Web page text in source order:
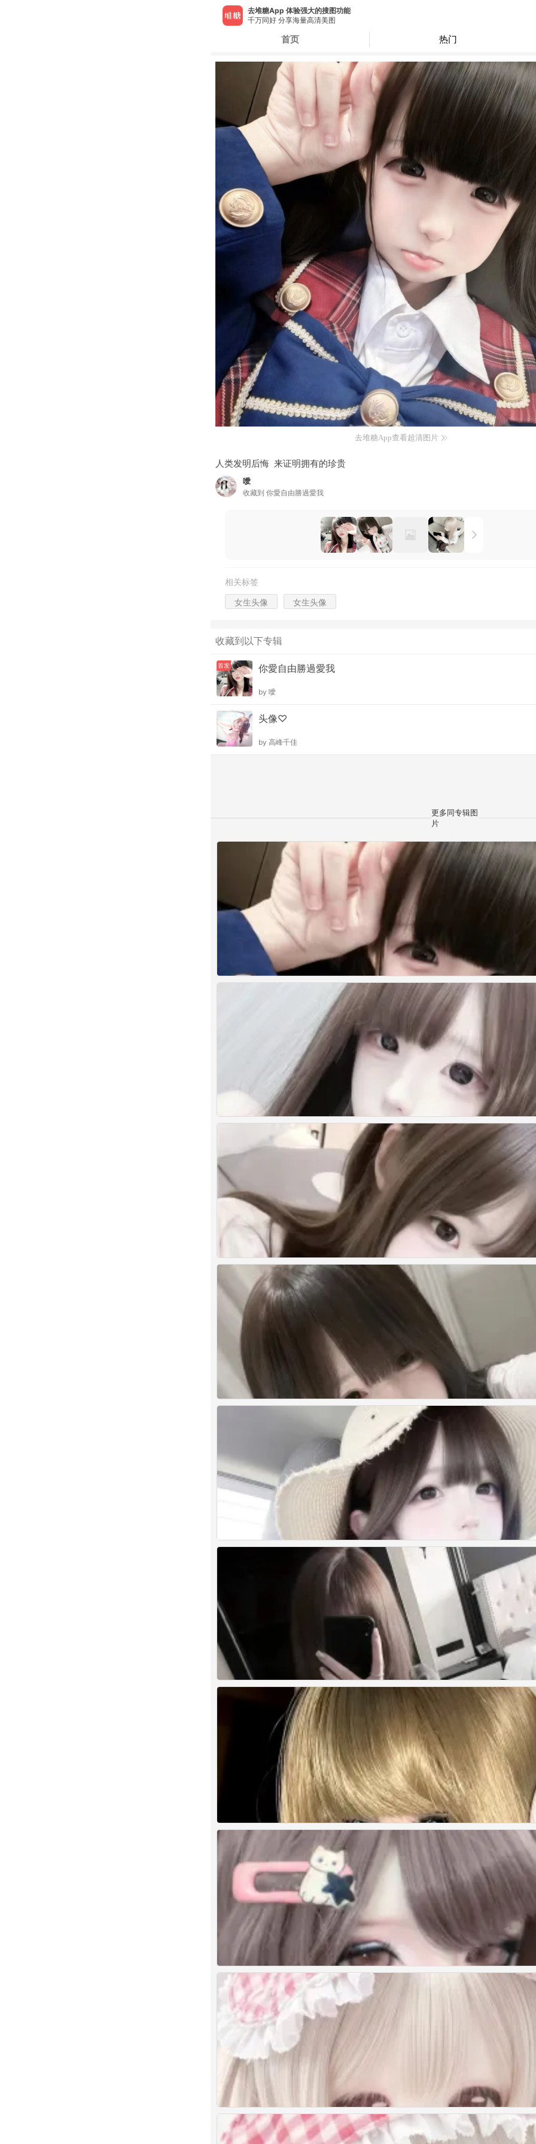
去堆糖App 体验强大的搜图功能
千万同好 分享海量高清美图
首页 热门
去堆糖App查看超清图片
人类发明后悔 来证明拥有的珍贵
噯
收藏到 你愛自由勝過愛我
相关标签
女生头像 女生头像
收藏到以下专辑
首发 你愛自由勝過愛我
by 噯
头像♡
by 高峰千佳
更多同专辑图
片
人类发明后悔 来证明拥有的珍贵
人类发明后悔 来证明拥有的珍贵
人类发明后悔 来证明拥有的珍贵
0